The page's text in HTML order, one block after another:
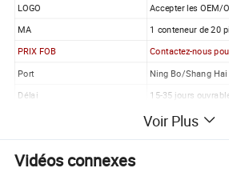
LOGO
Accepter les OEM/
MA 1 conteneur de 20 pi
PRIX FOB
Contactez-nous
Port
Ning Bo/Shang Hai
Délai
15-35 jours
TT 50% de dépôt et
Certificats ISO9001,
OEM :
Voir Plus
Vidéos connexes